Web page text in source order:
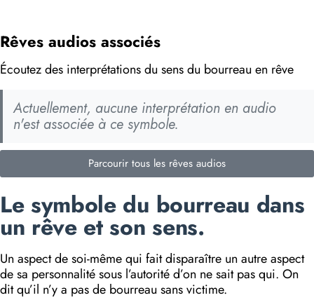
Rêves audios associés
Écoutez des interprétations du sens du bourreau en rêve
Actuellement, aucune interprétation en audio
n'est associée à ce symbole.
Parcourir tous les rêves audios
Le symbole du bourreau dans
un rêve et son sens.
Un aspect de soi-même qui fait disparaître un autre aspect
de sa personnalité sous l’autorité d’on ne sait pas qui. On
dit qu’il n’y a pas de bourreau sans victime.